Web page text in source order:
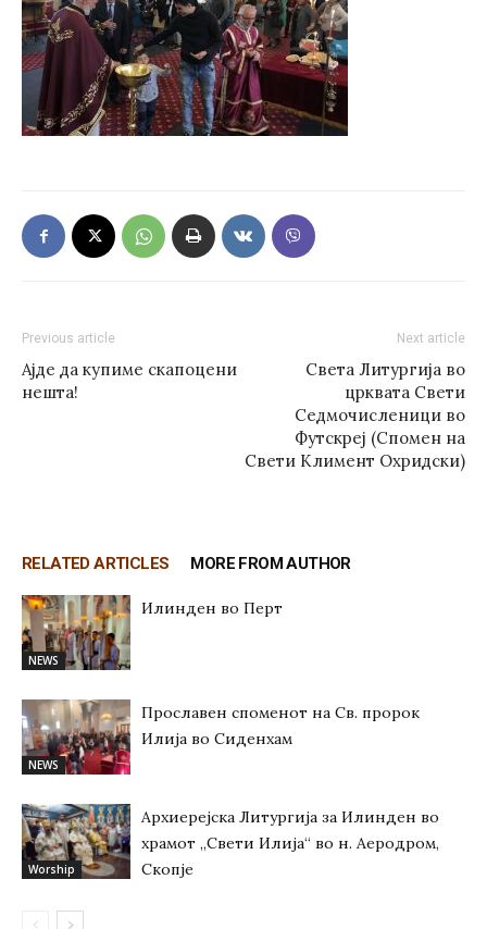
Previous article
Ајде да купиме скапоцени
нешта!
Next article
Света Литургија во
црквата Свети
Седмочисленици во
Футскреј (Спомен на
Свети Климент Охридски)
RELATED ARTICLES MORE FROM AUTHOR
NEWS
Илинден во Перт
NEWS
Прославен споменот на Св. пророк
Илија во Сиденхам
Worship
Архиерејска Литургија за Илинден во
храмот „Свети Илија“ во н. Аеродром,
Скопје